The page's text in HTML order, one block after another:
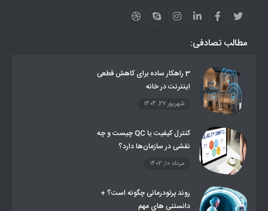
مطالب تصادفی:
3 راهکار ساده برای کاهش قطعی
اینترنت در خانه
شهریور 27, 1404
کنترل کیفیت یا QC چیست و چه
نقشی در سازمان‌ها دارد؟
مرداد 10, 1402
روند پرتودرمانی چگونه است؟ +
دانستنی های مهم